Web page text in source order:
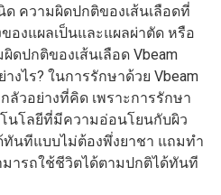
ด ความผิดปกติของเส้นเลือดที่
องแผลเป็นและแผลผ่าตัด หรือ
ดปกติของเส้นเลือด Vbeam
งไร? ในการรักษาด้วย Vbeam
ลัวอย่างที่คิด เพราะการรักษา
โนโลยีที่มีความอ่อนโยนกับผิว
นทีแบบไม่ต้องพึ่งยาชา แถมทำ
มารถใช้ชีวิตได้ตามปกติได้ทันที